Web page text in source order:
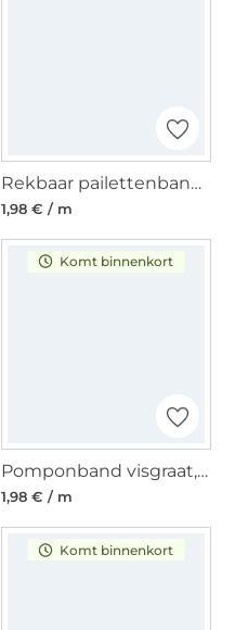
Rekbaar pailettenband 30 mm wit
1,98 € / m
Komt binnenkort
Pomponband visgraat, oudroze
1,98 € / m
Komt binnenkort